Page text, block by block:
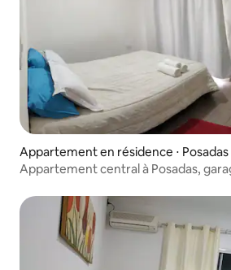
Appartement en résidence ⋅ Posadas
Appartement central à Posadas,